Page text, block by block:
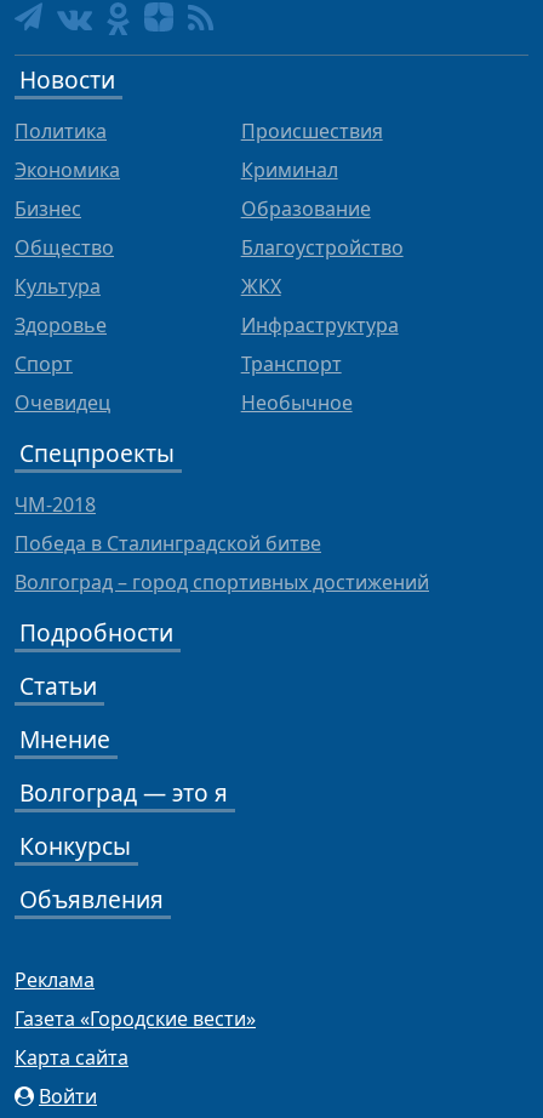
Новости
Политика
Экономика
Бизнес
Общество
Культура
Здоровье
Спорт
Очевидец
Происшествия
Криминал
Образование
Благоустройство
ЖКХ
Инфраструктура
Транспорт
Необычное
Спецпроекты
ЧМ-2018
Победа в Сталинградской битве
Волгоград – город спортивных достижений
Подробности
Статьи
Мнение
Волгоград — это я
Конкурсы
Объявления
Реклама
Газета «Городские вести»
Карта сайта
Войти